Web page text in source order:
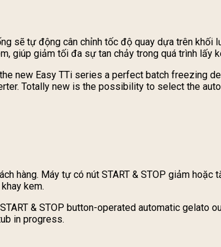
sẽ tự động cân chỉnh tốc độ quay dựa trên
giúp giảm tối đa sự tan chảy trong quá trình lấy
new Easy TTi series a perfect batch freezing
Totally new is the possibility to select the
hàng. Máy tự có nút START & STOP giảm
kem.
& STOP button-operated automatic
in progress.